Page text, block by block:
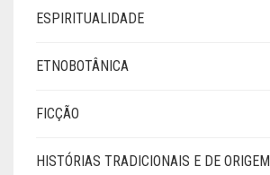
ESPIRITUALIDADE
ETNOBOTÂNICA
FICÇÃO
HISTÓRIAS TRADICIONAIS E DE ORIGEM